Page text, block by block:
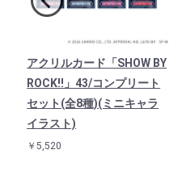
アクリルカード「SHOW BY
ROCK!!」43/コンプリート
セット(全8種)(ミニキャラ
イラスト)
￥5,520